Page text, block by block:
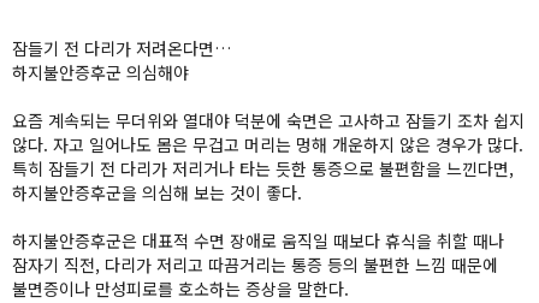
잠들기 전 다리가 저려온다면…
하지불안증후군 의심해야
요즘 계속되는 무더위와 열대야 덕분에 숙면은 고사하고 잠들기 조차 쉽지
않다. 자고 일어나도 몸은 무겁고 머리는 멍해 개운하지 않은 경우가 많다.
특히 잠들기 전 다리가 저리거나 타는 듯한 통증으로 불편함을 느낀다면,
하지불안증후군을 의심해 보는 것이 좋다.
하지불안증후군은 대표적 수면 장애로 움직일 때보다 휴식을 취할 때나
잠자기 직전, 다리가 저리고 따끔거리는 통증 등의 불편한 느낌 때문에
불면증이나 만성피로를 호소하는 증상을 말한다.